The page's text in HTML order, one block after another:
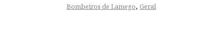
Bombeiros de Lamego, Geral